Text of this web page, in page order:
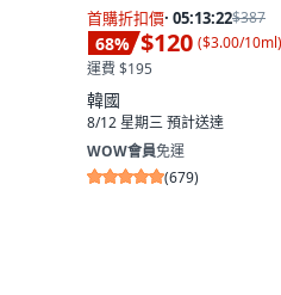
首購折扣價· 05:13:21$387
68% $120 ($3.00/10ml)
運費 $195
韓國
8/12 星期三預計送達
WOW會員免運
(679)